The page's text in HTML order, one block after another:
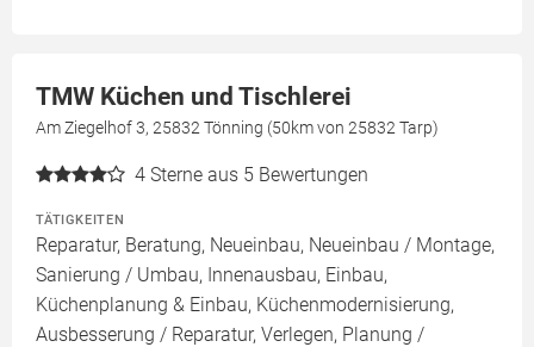
TMW Küchen und Tischlerei
Am Ziegelhof 3, 25832 Tönning (50km von 25832 Tarp)
4 Sterne aus 5 Bewertungen
TÄTIGKEITEN
Reparatur, Beratung, Neueinbau, Neueinbau / Montage,
Sanierung / Umbau, Innenausbau, Einbau,
Küchenplanung & Einbau, Küchenmodernisierung,
Ausbesserung / Reparatur, Verlegen, Planung /